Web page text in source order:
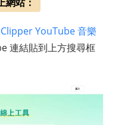
YouTube 音樂
連結貼到上方搜尋框